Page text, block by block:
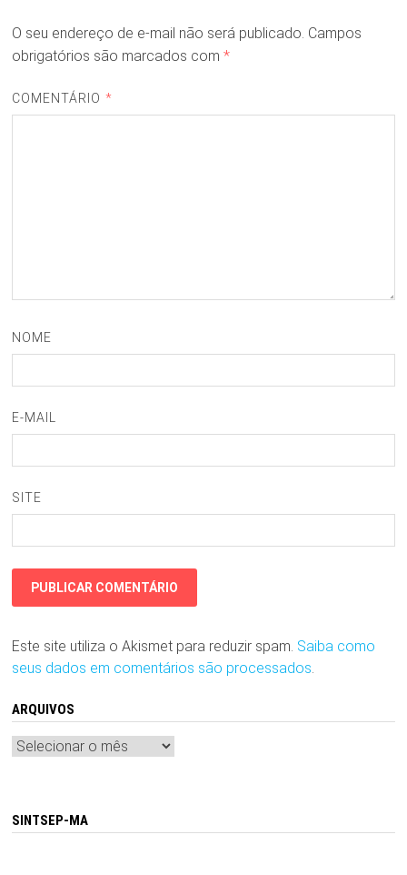
O seu endereço de e-mail não será publicado. Campos
obrigatórios são marcados com *
COMENTÁRIO *
NOME
E-MAIL
SITE
Este site utiliza o Akismet para reduzir spam. Saiba como
seus dados em comentários são processados.
ARQUIVOS
Arquivos
SINTSEP-MA